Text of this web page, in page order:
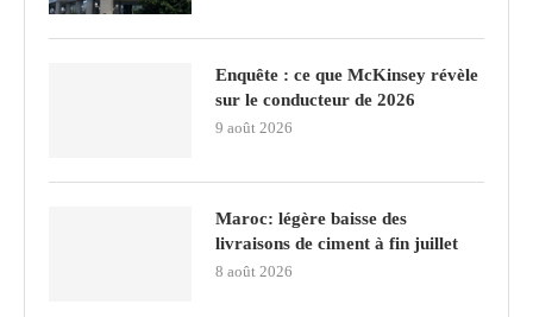
Enquête : ce que McKinsey révèle
sur le conducteur de 2026
9 août 2026
Maroc: légère baisse des
livraisons de ciment à fin juillet
8 août 2026